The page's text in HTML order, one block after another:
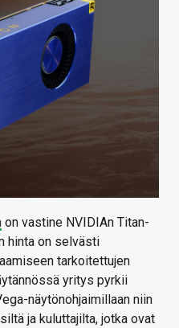
on vastine NVIDIAn Titan-
hinta on selvästi
tarkoitettujen
yritys pyrkii
näytönohjaimillaan niin
ja kuluttajilta, jotka ovat